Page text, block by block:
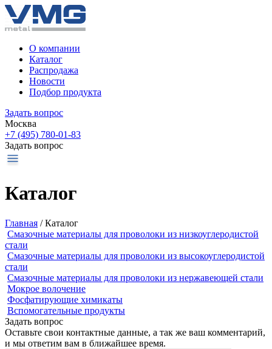
О компании
Каталог
Распродажа
Новости
Подбор продукта
Задать вопрос
Москва
+7 (495) 780-01-83
Задать вопрос
Каталог
Главная /Каталог
Смазочные материалы для проволоки из низкоуглеродистой
стали
Смазочные материалы для проволоки из высокоуглеродистой
стали
Смазочные материалы для проволоки из нержавеющей стали
Мокрое волочение
Фосфатирующие химикаты
Вспомогательные продукты
Задать вопрос
Оставьте свои контактные данные, а так же ваш комментарий,
и мы ответим вам в ближайшее время.